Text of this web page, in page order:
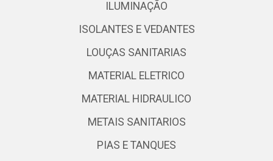
ILUMINAÇÃO
ISOLANTES E VEDANTES
LOUÇAS SANITARIAS
MATERIAL ELETRICO
MATERIAL HIDRAULICO
METAIS SANITARIOS
PIAS E TANQUES